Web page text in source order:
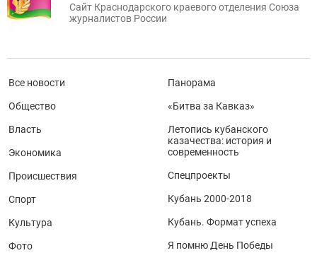
Сайт Краснодарского краевого отделения Союза
журналистов России
Все новости
Общество
Власть
Экономика
Происшествия
Спорт
Культура
Фото
Панорама
«Битва за Кавказ»
Летопись кубанского
казачества: история и
современность
Спецпроекты
Кубань 2000-2018
Кубань. Формат успеха
Я помню День Победы